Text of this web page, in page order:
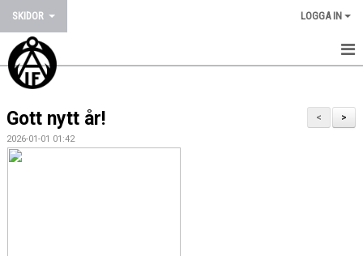
SKIDOR LOGGA IN
HEM
NYHETER
KALENDER
>
<
Gott nytt år!
2026-01-01 01:42